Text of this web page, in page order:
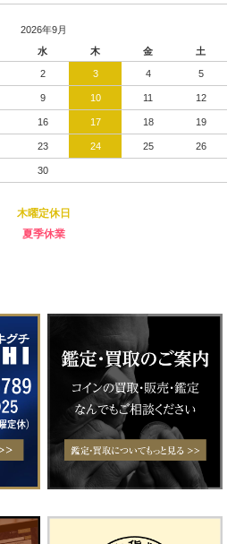
2026年9月
水 木 金 土
2 3 4 5
9 10 11 12
16 17 18 19
23 24 25 26
30
木曜定休日
夏季休業